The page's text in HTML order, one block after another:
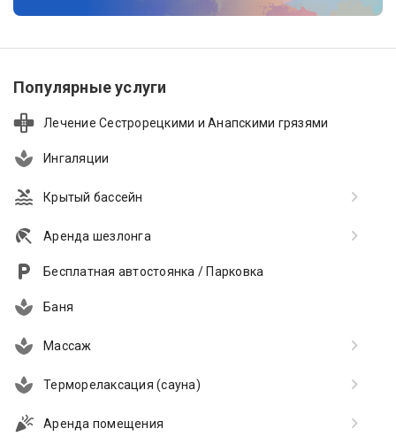
Популярные услуги
Лечение Сестрорецкими и Анапскими грязями
Ингаляции
Крытый бассейн
Аренда шезлонга
Бесплатная автостоянка / Парковка
Баня
Массаж
Терморелаксация (сауна)
Аренда помещения